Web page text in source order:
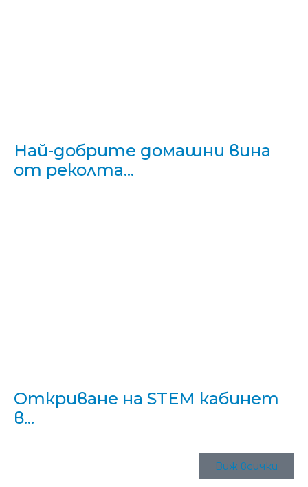
Най-добрите домашни вина
от реколта...
Откриване на STEM кабинет
в...
Виж всички